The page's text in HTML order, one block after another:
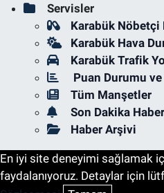
Servisler
Karabük Nöbetçi
Karabük Hava
Karabük Trafik
Puan Durumu
Tüm Manşetler
Son Dakika
Haber Arşivi
En iyi site deneyimi sağlamak
faydalanıyoruz. Detaylar için